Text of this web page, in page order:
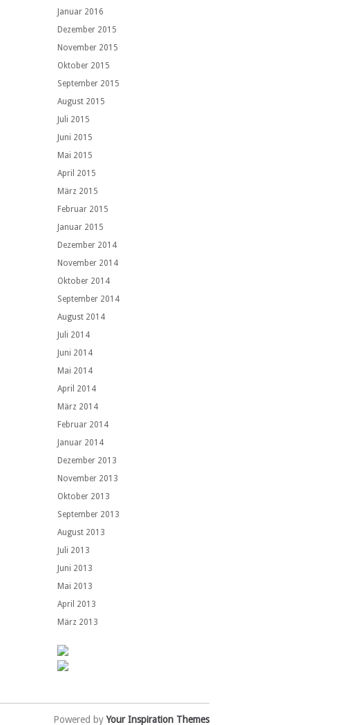
Januar 2016
Dezember 2015
November 2015
Oktober 2015
September 2015
August 2015
Juli 2015
Juni 2015
Mai 2015
April 2015
März 2015
Februar 2015
Januar 2015
Dezember 2014
November 2014
Oktober 2014
September 2014
August 2014
Juli 2014
Juni 2014
Mai 2014
April 2014
März 2014
Februar 2014
Januar 2014
Dezember 2013
November 2013
Oktober 2013
September 2013
August 2013
Juli 2013
Juni 2013
Mai 2013
April 2013
März 2013
Powered byYour Inspiration Themes